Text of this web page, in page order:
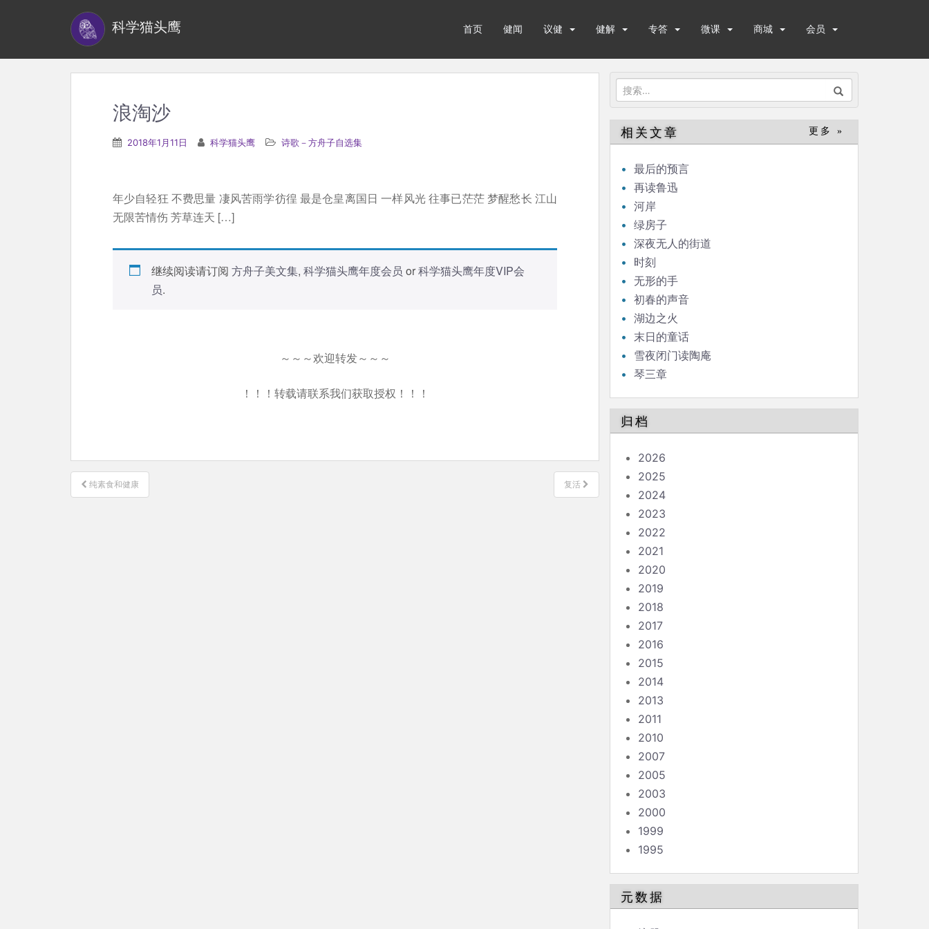
科学猫头鹰 首页 健闻 议健 健解 专答 微课 商城 会员
搜
索：
浪淘沙
2018年1月11日 科学猫头鹰 诗歌－方舟子自选集
年少自轻狂 不费思量 凄风苦雨学彷徨 最是仓皇离国日 一样风光 往事已茫茫 梦醒愁长 江山
无限苦情伤 芳草连天 […]
继续阅读请订阅 方舟子美文集, 科学猫头鹰年度会员 or科学猫头鹰年度VIP会
员.
～～～欢迎转发～～～
！！！转载请联系我们获取授权！！！
文
章
纯素食和健康 复活
相关文章 更多 »
最后的预言
再读鲁迅
河岸
绿房子
深夜无人的街道
时刻
无形的手
初春的声音
湖边之火
末日的童话
雪夜闭门读陶庵
琴三章
归档
2026
2025
2024
2023
2022
2021
2020
2019
2018
2017
2016
2015
2014
2013
2011
2010
2007
2005
2003
2000
1999
1995
元数据